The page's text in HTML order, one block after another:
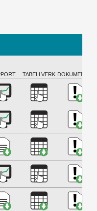
TABELLVERK
Ladda ner Resvanor i
Ladda ner
Ladda ner , HTML
Ladda ner
Ladda ner Resvanor i
Ladda ner
Ladda ner Resvanor i
Ladda ner
Ladda ner Resvanor i
Ladda ner